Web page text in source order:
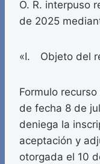
O. R. interpuso
de 2025
«I. Objeto del
Formulo
de fecha 8 de
deniega la
aceptación y
otorgada el 10